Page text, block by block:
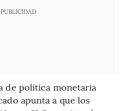
PUBLICIDAD
de política monetaria
apunta a que los